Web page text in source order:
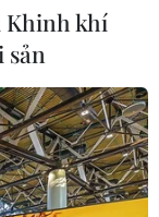
Chnăm
Khinh khí
sản